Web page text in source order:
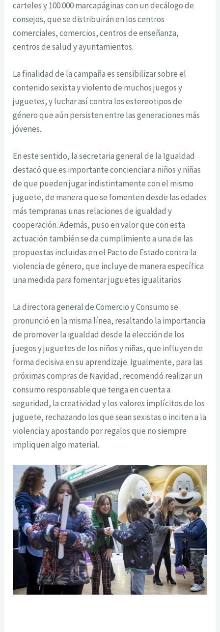
carteles y 100.000 marcapáginas con un decálogo de
consejos, que se distribuirán en los centros
comerciales, comercios, centros de enseñanza,
centros de salud y ayuntamientos.
La finalidad de la campaña es sensibilizar sobre el
contenido sexista y violento de muchos juegos y
juguetes, y luchar así contra los estereotipos de
género que aún persisten entre las generaciones más
jóvenes.
En este sentido, la secretaria general de la Igualdad
destacó que es importante concienciar a niños y niñas
de que pueden jugar indistintamente con el mismo
juguete, de manera que se fomenten desde las edades
más tempranas unas relaciones de igualdad y
cooperación. Además, puso en valor que con esta
actuación también se da cumplimiento a una de las
propuestas incluidas en el Pacto de Estado contra la
violencia de género, que incluye de manera específica
una medida para fomentar juguetes igualitarios
La directora general de Comercio y Consumo se
pronunció en la misma línea, resaltando la importancia
de promover la igualdad desde la elección de los
juegos y juguetes de los niños y niñas, que influyen de
forma decisiva en su aprendizaje. Igualmente, para las
próximas compras de Navidad, recomendó realizar un
consumo responsable que tenga en cuenta a
seguridad, la creatividad y los valores implícitos de los
juguete, rechazando los que sean sexistas o inciten a la
violencia y apostando por regalos que no siempre
impliquen algo material.